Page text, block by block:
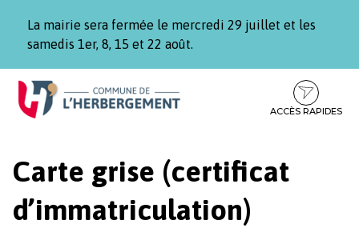
La mairie sera fermée le mercredi 29 juillet et les
samedis 1er, 8, 15 et 22 août.
Aller
Aller
contenu
Aller
pied
ACCÈS RAPIDES
Carte grise (certificat
d’immatriculation)